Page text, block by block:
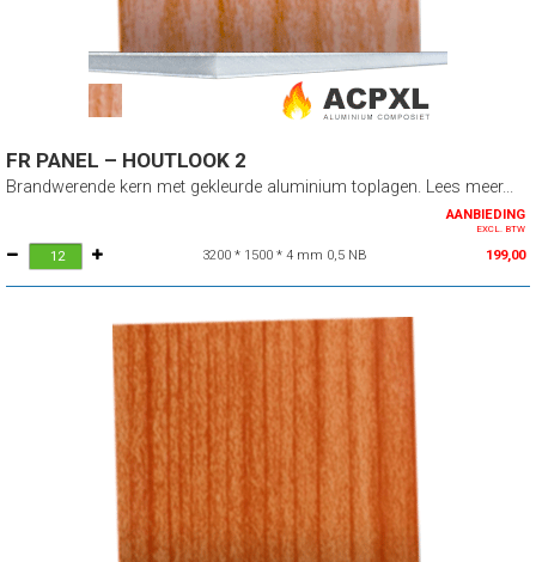
FR PANEL – HOUTLOOK 2
Brandwerende kern met gekleurde aluminium toplagen. Lees meer...
AANBIEDING
EXCL. BTW
3200 * 1500 * 4 mm 0,5 NB 199,00